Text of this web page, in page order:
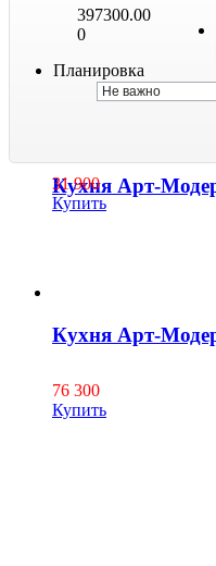
397300.00
0
Планировка
Кухня Арт-
31 900
Купить
Кухня Арт-
76 300
Купить